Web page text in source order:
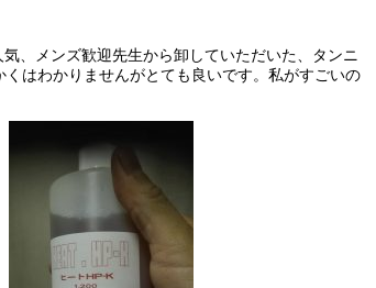
先生から卸していただいた、タンニ
はわかりませんがとても良いです。私がすごいの